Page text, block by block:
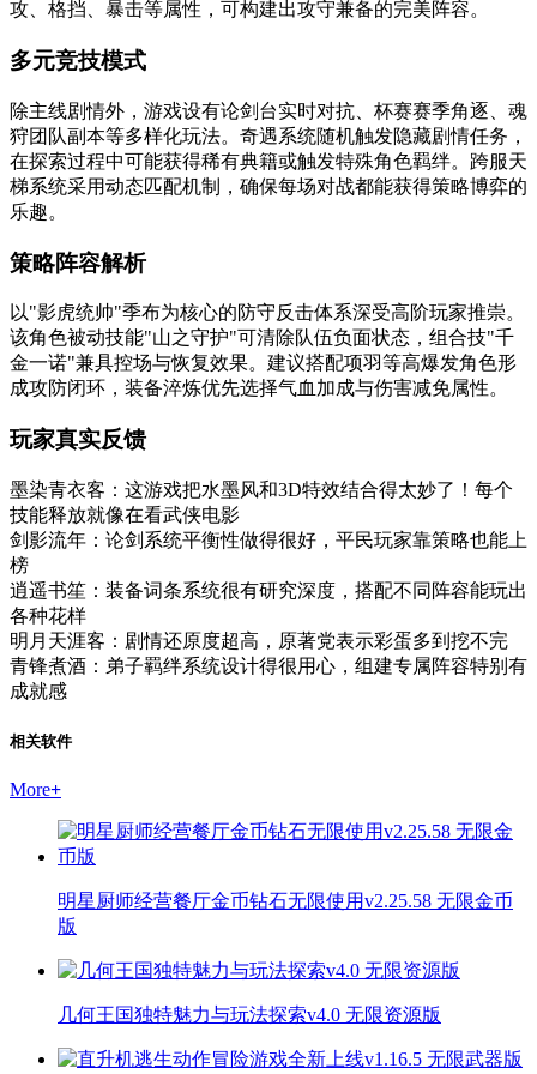
攻、格挡、暴击等属性，可构建出攻守兼备的完美阵容。
多元竞技模式
除主线剧情外，游戏设有论剑台实时对抗、杯赛赛季角逐、魂
狩团队副本等多样化玩法。奇遇系统随机触发隐藏剧情任务，
在探索过程中可能获得稀有典籍或触发特殊角色羁绊。跨服天
梯系统采用动态匹配机制，确保每场对战都能获得策略博弈的
乐趣。
策略阵容解析
以"影虎统帅"季布为核心的防守反击体系深受高阶玩家推崇。
该角色被动技能"山之守护"可清除队伍负面状态，组合技"千
金一诺"兼具控场与恢复效果。建议搭配项羽等高爆发角色形
成攻防闭环，装备淬炼优先选择气血加成与伤害减免属性。
玩家真实反馈
墨染青衣客：这游戏把水墨风和3D特效结合得太妙了！每个
技能释放就像在看武侠电影
剑影流年：论剑系统平衡性做得很好，平民玩家靠策略也能上
榜
逍遥书笙：装备词条系统很有研究深度，搭配不同阵容能玩出
各种花样
明月天涯客：剧情还原度超高，原著党表示彩蛋多到挖不完
青锋煮酒：弟子羁绊系统设计得很用心，组建专属阵容特别有
成就感
相关软件
More+
明星厨师经营餐厅金币钻石无限使用v2.25.58 无限金币
版
几何王国独特魅力与玩法探索v4.0 无限资源版